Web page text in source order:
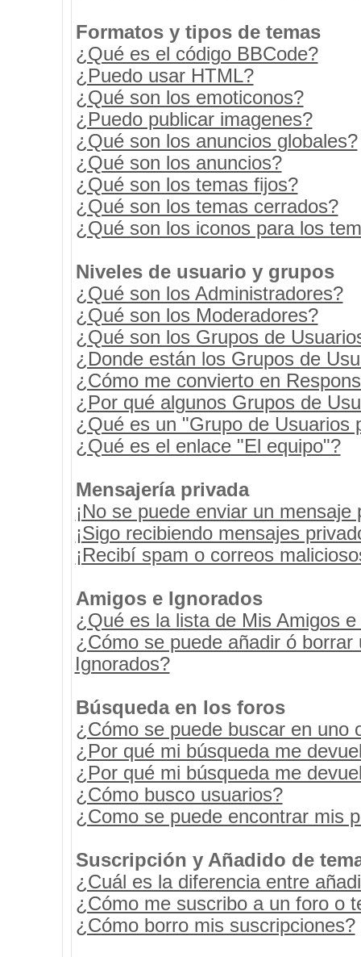
Formatos y tipos de temas
¿Qué es el código BBCode?
¿Puedo usar HTML?
¿Qué son los emoticonos?
¿Puedo publicar imagenes?
¿Qué son los anuncios globales?
¿Qué son los anuncios?
¿Qué son los temas fijos?
¿Qué son los temas cerrados?
¿Qué son los iconos para los
Niveles de usuario y grupos
¿Qué son los Administradores?
¿Qué son los Moderadores?
¿Qué son los Grupos de
¿Donde están los Grupos de
¿Cómo me convierto en
¿Por qué algunos Grupos de
¿Qué es un "Grupo de Usuarios
¿Qué es el enlace "El equipo"?
Mensajería privada
¡No se puede enviar un mensaje
¡Sigo recibiendo mensajes
¡Recibí spam o correos
Amigos e Ignorados
¿Qué es la lista de Mis Amigos
¿Cómo se puede añadir ó
Ignorados?
Búsqueda en los foros
¿Cómo se puede buscar en uno
¿Por qué mi búsqueda me
¿Por qué mi búsqueda me
¿Cómo busco usuarios?
¿Como se puede encontrar mis
Suscripción y Añadido de
¿Cuál es la diferencia entre
¿Cómo me suscribo a un foro o
¿Cómo borro mis suscripciones?